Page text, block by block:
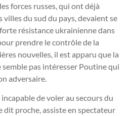
forces russes, qui ont déjà
villes du sud du pays, devaient se
résistance ukrainienne dans
prendre le contrôle de la
nouvelles, il est apparu que la
pas intéresser Poutine qui
adversaire.
de voler au secours du
dit proche, assiste en spectateur